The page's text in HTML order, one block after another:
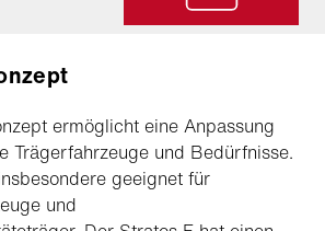
ermöglicht eine Anpassung
Trägerfahrzeuge und Bedürfnisse.
geeignet für
und